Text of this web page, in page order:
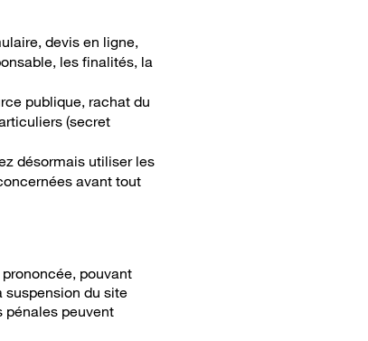
devis en ligne,
les finalités, la
publique, rachat du
(secret
désormais utiliser les
avant tout
pouvant
du site
pénales peuvent